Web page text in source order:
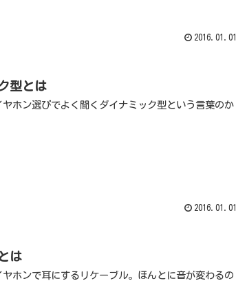
2016.01.01
型とは
ヤホン選びでよく聞くダイナミック型という言葉のか
2016.01.01
は
ヤホンで耳にするリケーブル。ほんとに音が変わるの